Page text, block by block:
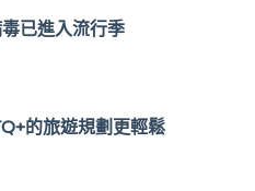
已進入流行季
的旅遊規劃更輕鬆